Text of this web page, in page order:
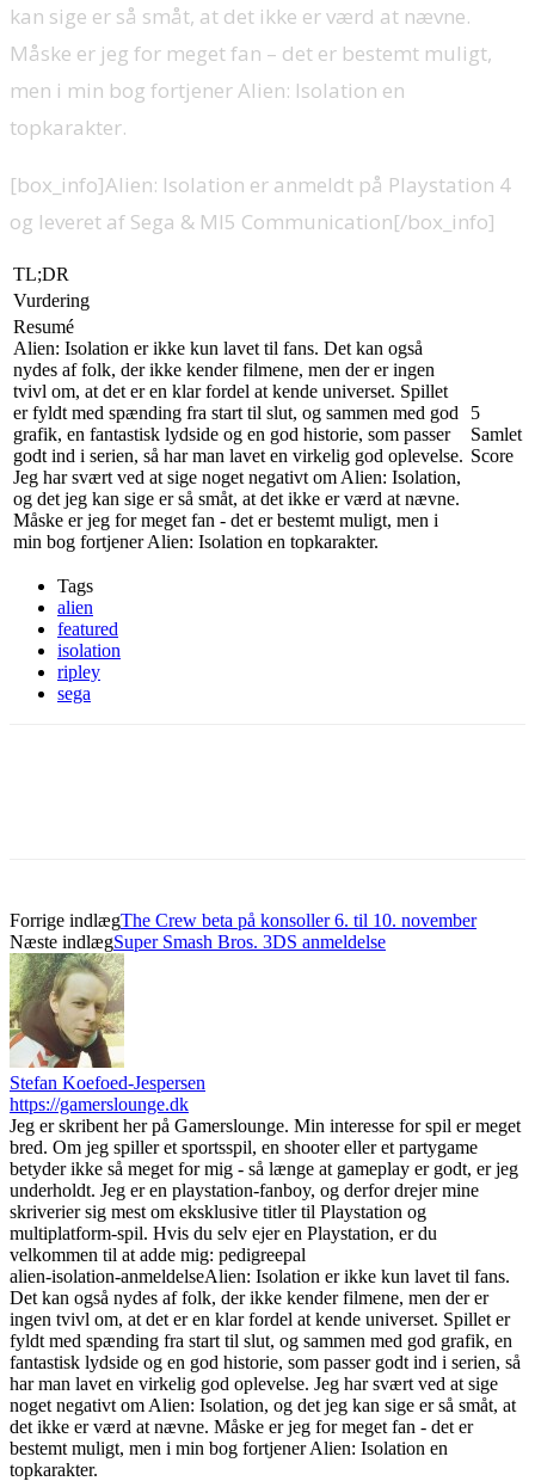
kan sige er så småt, at det ikke er værd at nævne.
Måske er jeg for meget fan – det er bestemt muligt,
men i min bog fortjener Alien: Isolation en
topkarakter.
[box_info]Alien: Isolation er anmeldt på Playstation 4
og leveret af Sega & MI5 Communication[/box_info]
TL;DR
Vurdering
Resumé
Alien: Isolation er ikke kun lavet til fans. Det kan også
nydes af folk, der ikke kender filmene, men der er ingen
tvivl om, at det er en klar fordel at kende universet. Spillet
er fyldt med spænding fra start til slut, og sammen med god
grafik, en fantastisk lydside og en god historie, som passer
godt ind i serien, så har man lavet en virkelig god oplevelse.
Jeg har svært ved at sige noget negativt om Alien: Isolation,
og det jeg kan sige er så småt, at det ikke er værd at nævne.
Måske er jeg for meget fan - det er bestemt muligt, men i
min bog fortjener Alien: Isolation en topkarakter.
5
Samlet
Score
Tags
alien
featured
isolation
ripley
sega
Forrige indlægThe Crew beta på konsoller 6. til 10. november
Næste indlægSuper Smash Bros. 3DS anmeldelse
Stefan Koefoed-Jespersen
https://gamerslounge.dk
Jeg er skribent her på Gamerslounge. Min interesse for spil er meget
bred. Om jeg spiller et sportsspil, en shooter eller et partygame
betyder ikke så meget for mig - så længe at gameplay er godt, er jeg
underholdt. Jeg er en playstation-fanboy, og derfor drejer mine
skriverier sig mest om eksklusive titler til Playstation og
multiplatform-spil. Hvis du selv ejer en Playstation, er du
velkommen til at adde mig: pedigreepal
alien-isolation-anmeldelseAlien: Isolation er ikke kun lavet til fans.
Det kan også nydes af folk, der ikke kender filmene, men der er
ingen tvivl om, at det er en klar fordel at kende universet. Spillet er
fyldt med spænding fra start til slut, og sammen med god grafik, en
fantastisk lydside og en god historie, som passer godt ind i serien, så
har man lavet en virkelig god oplevelse. Jeg har svært ved at sige
noget negativt om Alien: Isolation, og det jeg kan sige er så småt, at
det ikke er værd at nævne. Måske er jeg for meget fan - det er
bestemt muligt, men i min bog fortjener Alien: Isolation en
topkarakter.